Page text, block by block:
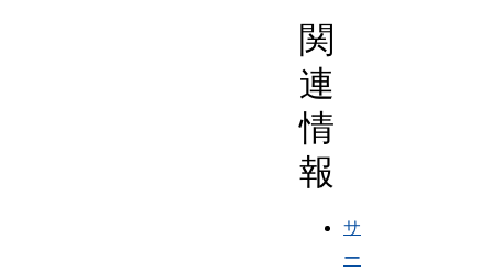
関
連
情
報
サ
ー